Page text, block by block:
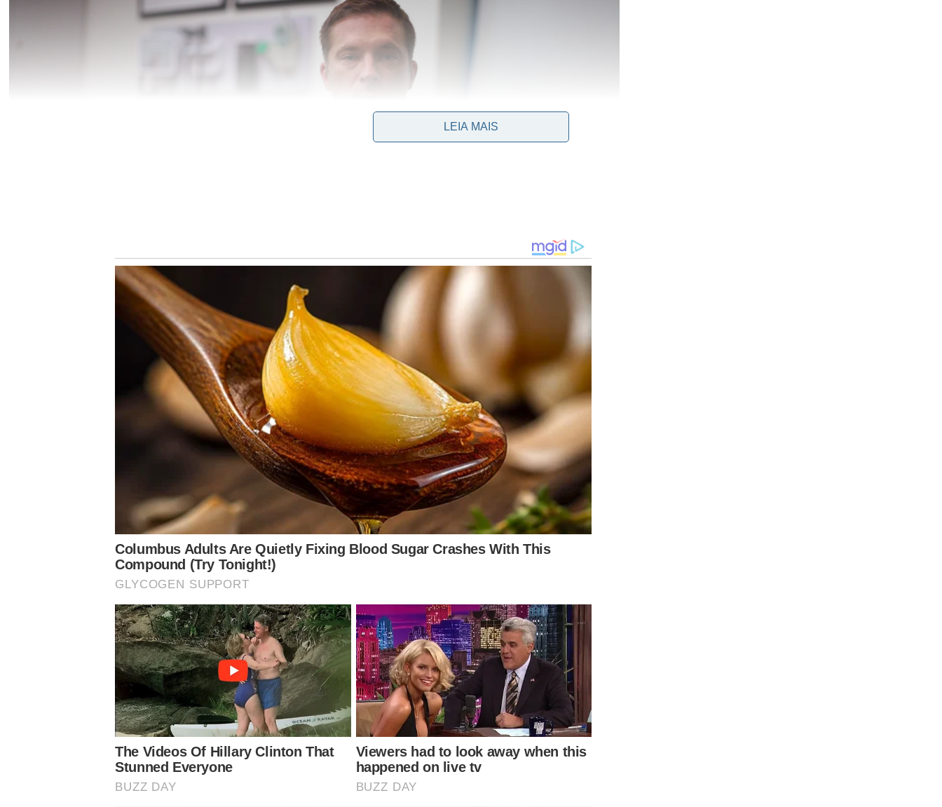
– O Paulinho é um atleta que chegou numa condição especial. Ele veio contratado de uma equipe que, ao longo
do ano, diagnosticou uma reação de estresse no osso da perna, na tíbia. Foi constatado uma fratura de estresse
e, ao longo da última temporada, ele jogou até acordo com o que já foi amplamente divulgado, com bastantes
sintomas, com muitas limitações, e de maneira conjunta com o antigo departamento médico da equipe, foi
planejado em se fazer um tratamento ao final dessa temporada.
– Ele foi operado, então, por essa equipe e nós recebemos o atleta com 15 dias de cirurgia e já com todas as
informações necessárias em relação ao que ele havia passado e o procedimento que ele tinha sido submetido,
para a gente dar sequência, então, ao processo de recuperação. A cicatrização, ela transcorreu de maneira
esperada, dentro do prazo que a gente espera, que é de 3 a 4 meses, e após esse processo de cicatrização, é
reintroduzido os trabalhos de treinamento, de fortalecimento, de recondicionamento físico e, por último, os
trabalhos de treino em campo. Então, o atleta foi se sentindo muito bem, ele ia avançando de fase, até o ponto
que ele começou a participar dos jogos e treinos com a equipe, ainda assim com uma carga bastante controlada,
afinal de contas, mesmo tendo a liberação, ele precisava respeitar uma fase inicial, quando ele estivesse com a
equipe, também de controle de carga e esse controle foi sendo feito.
Notícias Relacionadas
– A comissão técnica, o próprio atleta, todos eles cientes e, conforme foi transcorrendo esse período de
reintrodução aos treinos e jogos, o atleta, infelizmente, apresentou momentos de dor. Isso é um processo que
pode acontecer numa situação como essa, por ser uma lesão grave, ela tem essa particularidade de você ter que
LEIA MAIS